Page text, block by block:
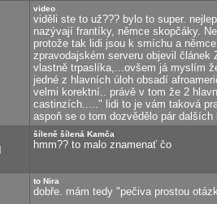
video
viděli ste to už??? bylo to super.
nazývají frantíky, němce skopčáky.
protože tak lidi jsou k smíchu a
zpravodajském serveru objevil
vlastně trpaslíka,...ovšem já myslím
jedné z hlavních úloh obsadí
velmi korektní.. právě v tom že 2
castinzích....." lidi to je vám taková
aspoň se o tom dozvědělo pár
šíleně šílená Kamča
hmm?? to malo znamenať čo
to Nira
dobře. mám tedy "pečiva prostou